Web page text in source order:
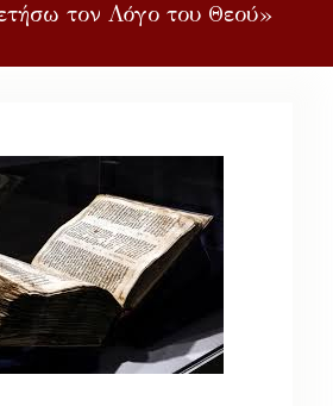
τον Λόγο του Θεού»